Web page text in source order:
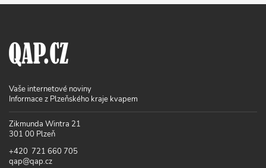
Vaše internetové noviny
Informace z Plzeňského kraje kvapem
Zikmunda Wintra 21
301 00 Plzeň
+420 721 660 705
qap@qap.cz